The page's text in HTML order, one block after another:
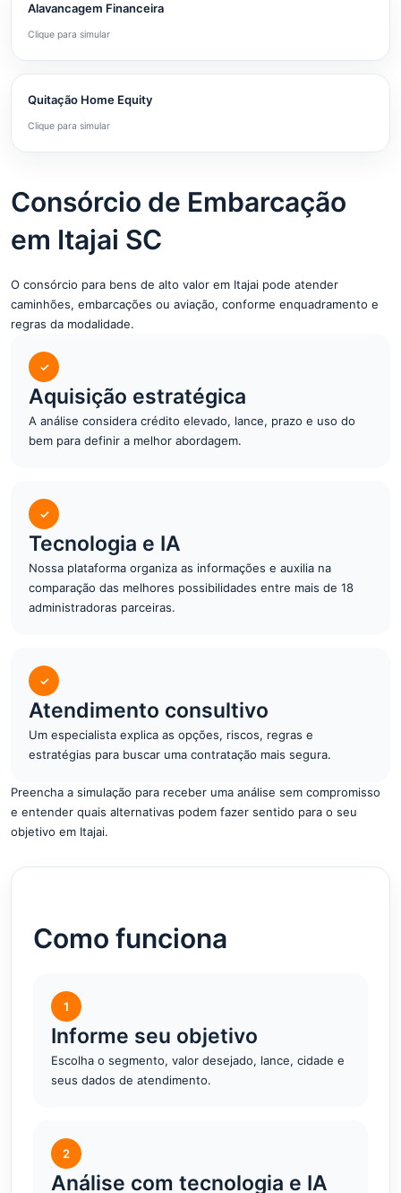
Alavancagem Financeira
Clique para simular
Quitação Home Equity
Clique para simular
Consórcio de Embarcação
em Itajai SC
O consórcio para bens de alto valor em Itajai pode atender
caminhões, embarcações ou aviação, conforme enquadramento e
regras da modalidade.
✓
Aquisição estratégica
A análise considera crédito elevado, lance, prazo e uso do
bem para definir a melhor abordagem.
✓
Tecnologia e IA
Nossa plataforma organiza as informações e auxilia na
comparação das melhores possibilidades entre mais de 18
administradoras parceiras.
✓
Atendimento consultivo
Um especialista explica as opções, riscos, regras e
estratégias para buscar uma contratação mais segura.
Preencha a simulação para receber uma análise sem compromisso
e entender quais alternativas podem fazer sentido para o seu
objetivo em Itajai.
Como funciona
1
Informe seu objetivo
Escolha o segmento, valor desejado, lance, cidade e
seus dados de atendimento.
2
Análise com tecnologia e IA